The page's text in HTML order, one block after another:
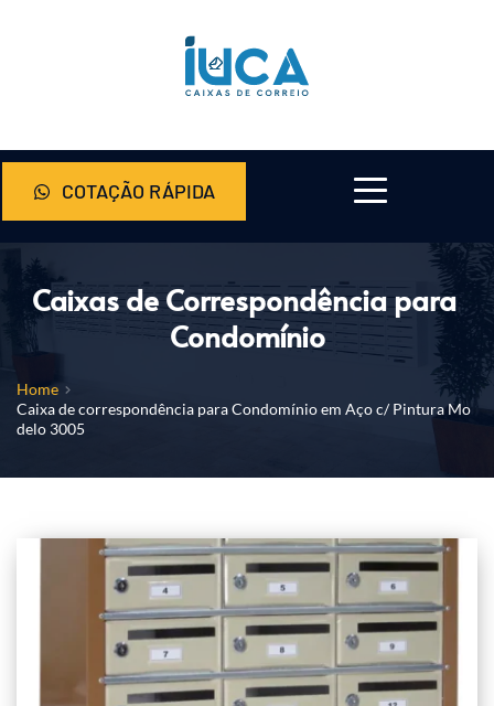
COTAÇÃO RÁPIDA
Caixas de Correspondência para
Condomínio
Home
Caixa de correspondência para Condomínio em Aço c/ Pintura Mo
delo 3005